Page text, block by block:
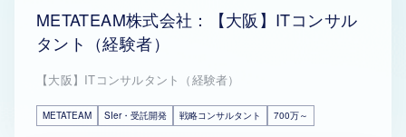
METATEAM株式会社：【大阪】ITコンサル
タント（経験者）
【大阪】ITコンサルタント（経験者）
METATEAM SIer・受託開発 戦略コンサルタント 700万～